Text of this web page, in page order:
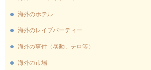
海外のホテル
海外のレイブパーティー
海外の事件（暴動、テロ等）
海外の市場